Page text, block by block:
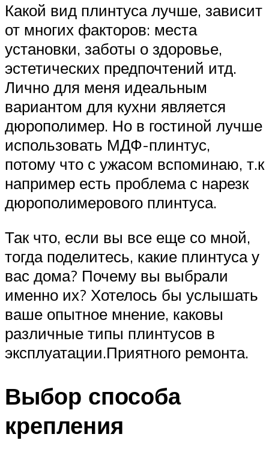
Какой вид плинтуса лучше, зависит
от многих факторов: места
установки, заботы о здоровье,
эстетических предпочтений итд.
Лично для меня идеальным
вариантом для кухни является
дюрополимер. Но в гостиной лучше
использовать МДФ-плинтус,
потому что с ужасом вспоминаю, т.к
например есть проблема с нарезк
дюрополимерового плинтуса.
Так что, если вы все еще со мной,
тогда поделитесь, какие плинтуса у
вас дома? Почему вы выбрали
именно их? Хотелось бы услышать
ваше опытное мнение, каковы
различные типы плинтусов в
эксплуатации.Приятного ремонта.
Выбор способа
крепления